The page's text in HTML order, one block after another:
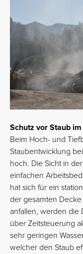
Schutz vor Staub
Beim Hoch- und
Staubentwicklung
hoch. Die Sicht in
einfachen
hat sich für ein
der gesamten
anfallen, werden die
über Zeitsteuerung
sehr geringen
welcher den Staub